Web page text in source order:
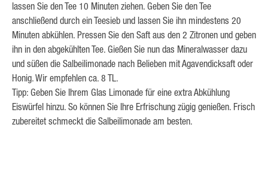
lassen Sie den Tee 10 Minuten ziehen. Geben Sie den Tee
anschließend durch ein Teesieb und lassen Sie ihn mindestens 20
Minuten abkühlen. Pressen Sie den Saft aus den 2 Zitronen und geben
ihn in den abgekühlten Tee. Gießen Sie nun das Mineralwasser dazu
und süßen die Salbeilimonade nach Belieben mit Agavendicksaft oder
Honig. Wir empfehlen ca. 8 TL.
Tipp: Geben Sie Ihrem Glas Limonade für eine extra Abkühlung
Eiswürfel hinzu. So können Sie Ihre Erfrischung zügig genießen. Frisch
zubereitet schmeckt die Salbeilimonade am besten.